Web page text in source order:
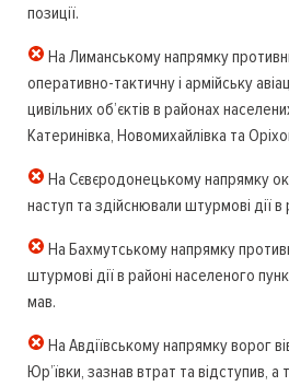
позиції.
На Лиманському напрямку
оперативно-тактичну і армійську
цивільних об’єктів в районах
Катеринівка, Новомихайлівка та
На Сєвєродонецькому напрямку
наступ та здійснювали штурмові дії в
На Бахмутському напрямку
штурмові дії в районі населеного
мав.
На Авдіївському напрямку ворог
Юр’ївки, зазнав втрат та відступив, а